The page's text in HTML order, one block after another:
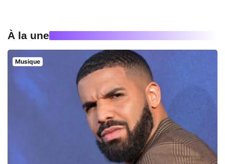
À la une
Musique